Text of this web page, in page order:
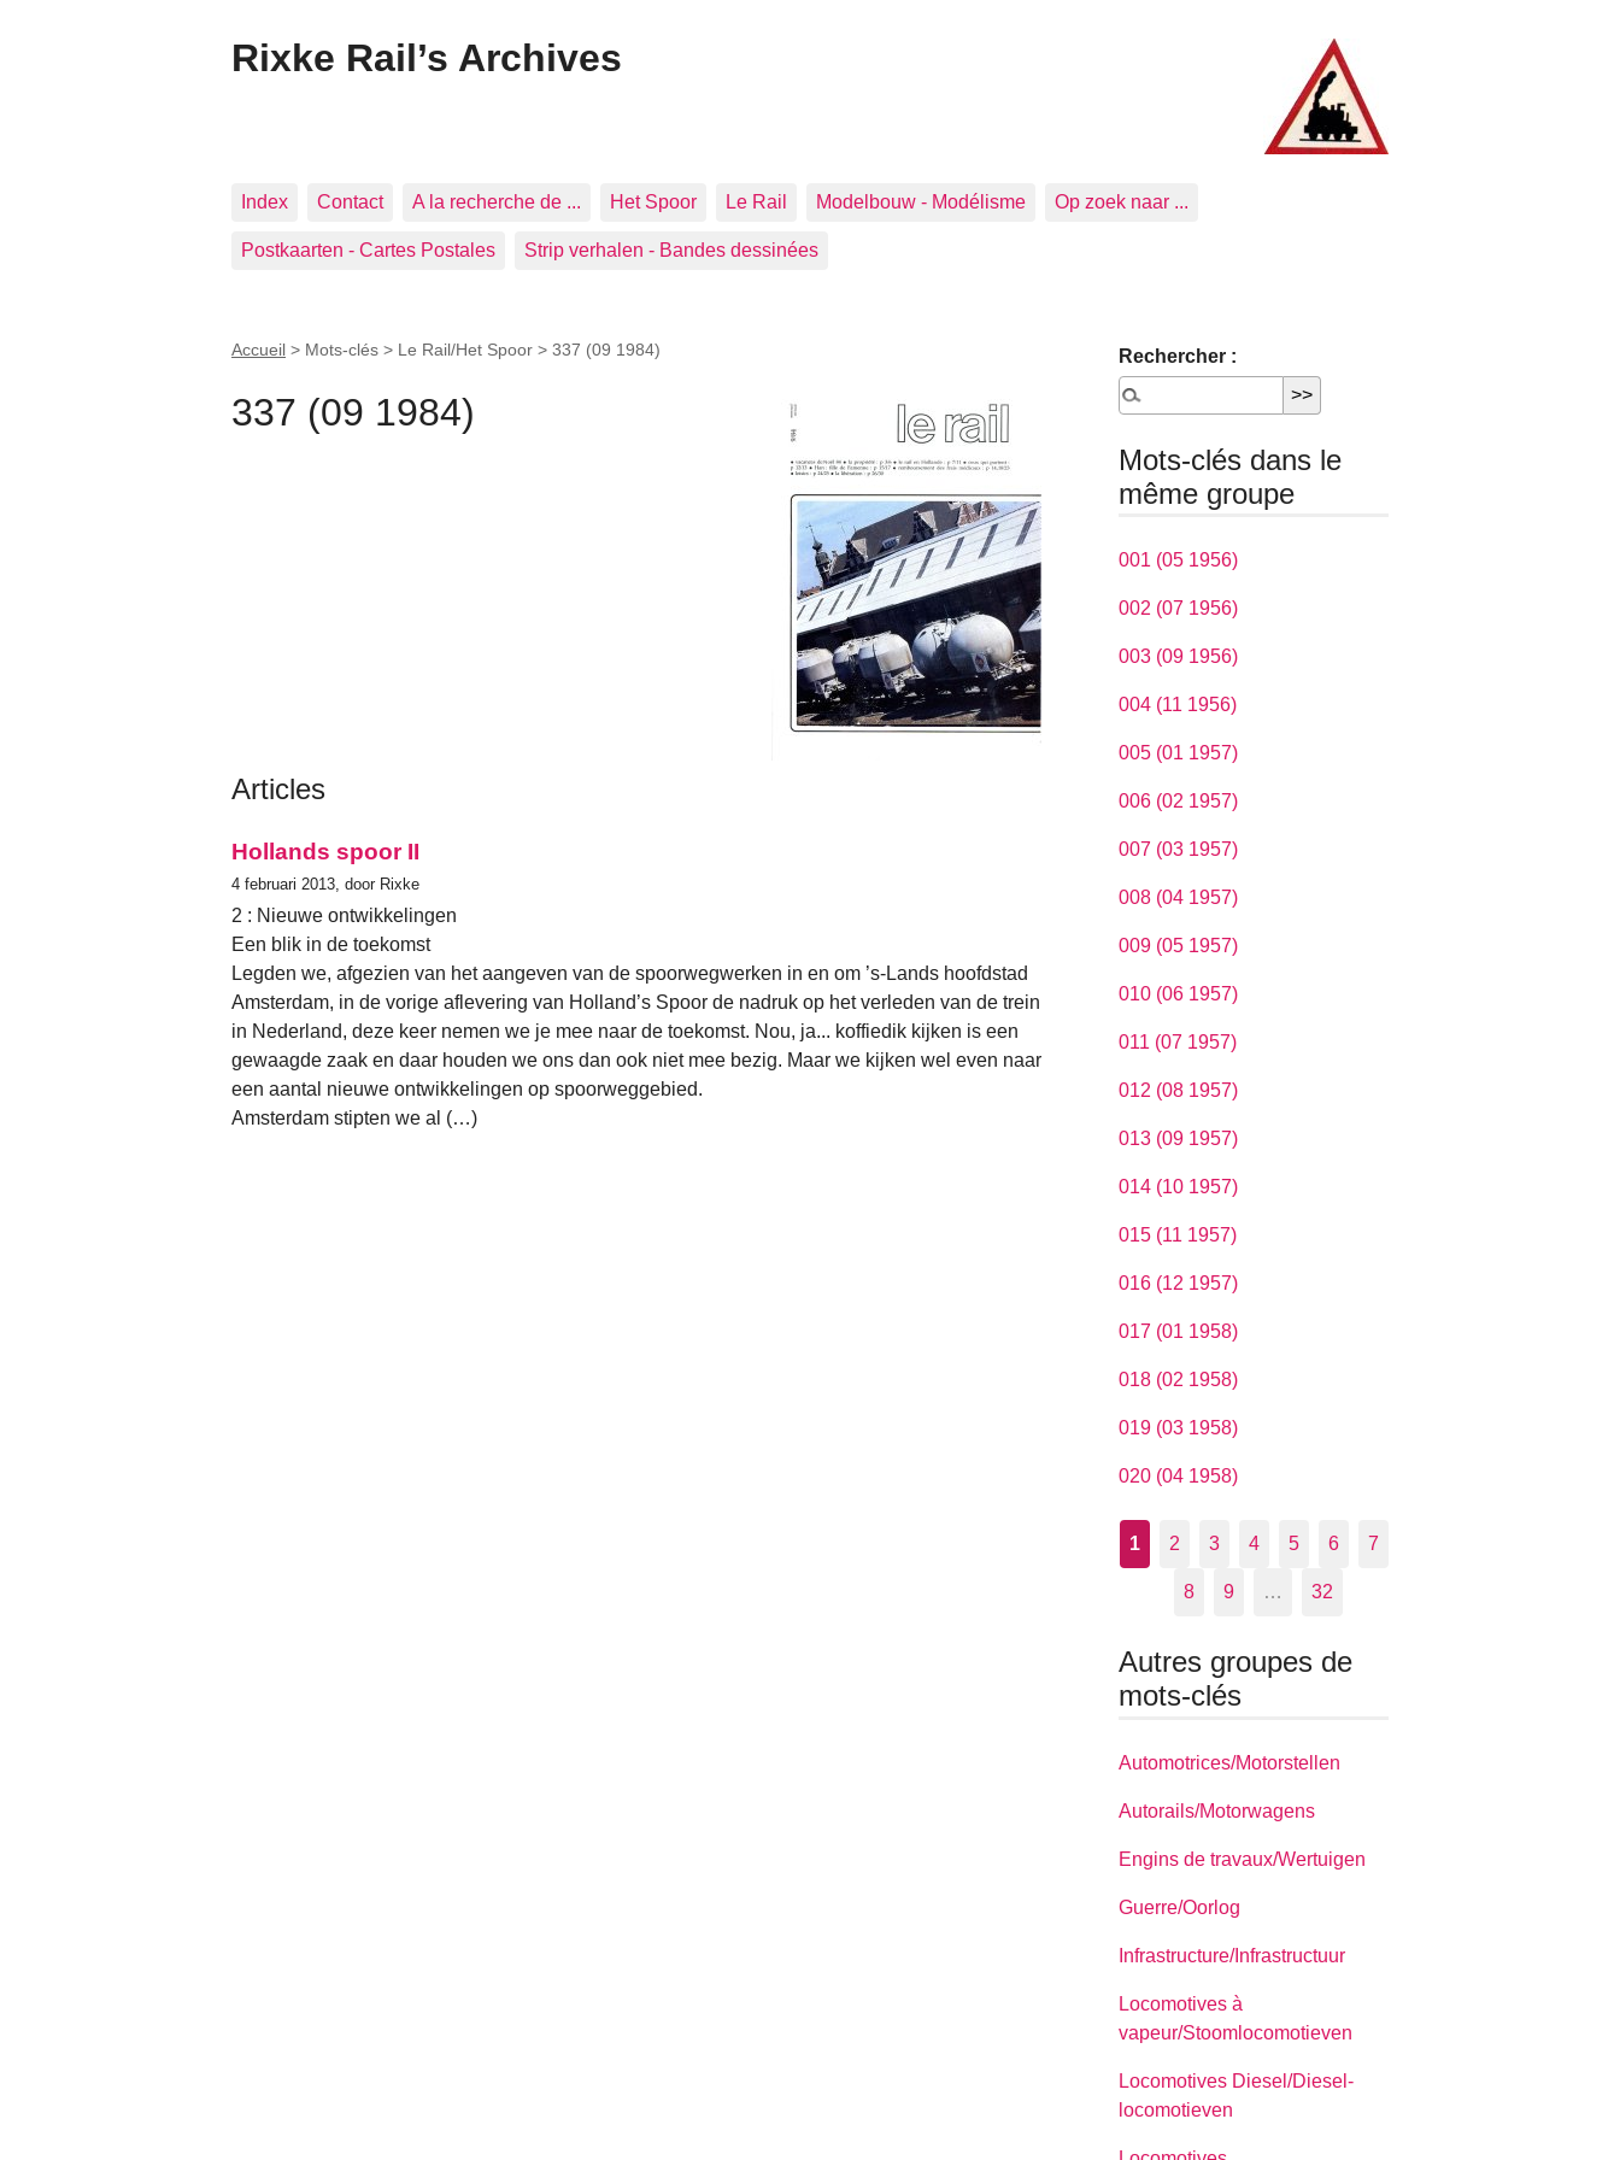
Rixke Rail’s Archives
Index Contact A la recherche de ... Het Spoor Le Rail Modelbouw - Modélisme Op zoek naar ...
Postkaarten - Cartes Postales Strip verhalen - Bandes dessinées
Accueil > Mots-clés > Le Rail/Het Spoor > 337 (09 1984)
337 (09 1984)
Articles
Hollands spoor II
4 februari 2013, door Rixke
2 : Nieuwe ontwikkelingen
Een blik in de toekomst
Legden we, afgezien van het aangeven van de spoorwegwerken in en om ’s-Lands hoofdstad
Amsterdam, in de vorige aflevering van Holland’s Spoor de nadruk op het verleden van de trein
in Nederland, deze keer nemen we je mee naar de toekomst. Nou, ja... koffiedik kijken is een
gewaagde zaak en daar houden we ons dan ook niet mee bezig. Maar we kijken wel even naar
een aantal nieuwe ontwikkelingen op spoorweggebied.
Amsterdam stipten we al (…)
Rechercher :
Mots-clés dans le
même groupe
001 (05 1956)
002 (07 1956)
003 (09 1956)
004 (11 1956)
005 (01 1957)
006 (02 1957)
007 (03 1957)
008 (04 1957)
009 (05 1957)
010 (06 1957)
011 (07 1957)
012 (08 1957)
013 (09 1957)
014 (10 1957)
015 (11 1957)
016 (12 1957)
017 (01 1958)
018 (02 1958)
019 (03 1958)
020 (04 1958)
1 2 3 4 5 6 7
8 9 … 32
Autres groupes de
mots-clés
Automotrices/Motorstellen
Autorails/Motorwagens
Engins de travaux/Wertuigen
Guerre/Oorlog
Infrastructure/Infrastructuur
Locomotives à
vapeur/Stoomlocomotieven
Locomotives Diesel/Diesel-
locomotieven